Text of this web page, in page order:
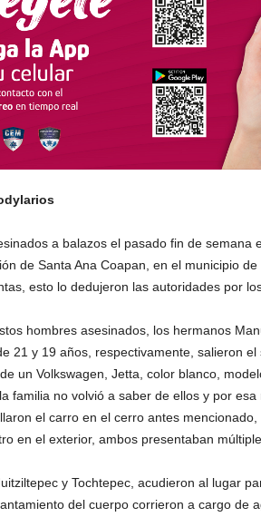
a balazos el pasado fin de semana
de Santa Ana Coapan, en el municipio
esto lo dedujeron las autoridades por
hombres asesinados, los hermanos
21 y 19 años, respectivamente, salieron
un Volkswagen, Jetta, color blanco,
familia no volvió a saber de ellos y por
el carro en el cerro antes
en el exterior, ambos presentaban
y Tochtepec, acudieron al lugar
del cuerpo corrieron a cargo de